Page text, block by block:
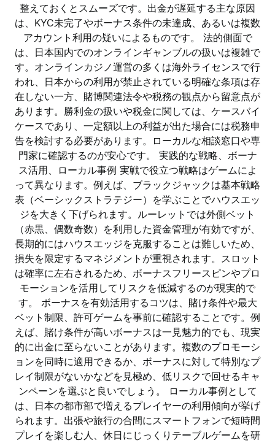
整えておくとスムーズです。出金が遅延する主な原因
は、KYC未完了やボーナス条件の未達成、あるいは複数
アカウント利用の疑いによるものです。 法的側面で
は、日本国内でのオンラインギャンブルの扱いは複雑で
す。オンラインカジノ運営の多くは海外ライセンスで行
われ、日本からの利用が禁止されている明確な条項は存
在しない一方、賭博関連法令や税務の観点から留意点が
あります。勝利金の扱いや税金に関しては、ケースバイ
ケースであり、一定額以上の利益が出た場合には税務申
告を検討する必要があります。ローカルな相談窓口や専
門家に確認するのが安心です。 実践的な戦略、ボーナ
ス活用、ローカル事例 実戦で役立つ戦略はゲームによ
って異なります。例えば、ブラックジャックは基本戦略
表（ベーシックストラテジー）を学ぶことでハウスエッ
ジを大きく下げられます。ルーレットでは外側ベット
（赤黒、偶数奇数）を利用した資金管理が有効ですが、
長期的にはハウスエッジを克服することは難しいため、
損失を限定するマネジメントが重視されます。スロット
は確率に左右されるため、ボーナスフリースピンやプロ
モーションを活用してリスクを低減するのが現実的で
す。 ボーナスを有効活用するコツは、賭け条件や最大
ベット制限、許可ゲームを事前に確認することです。例
えば、賭け条件が高いボーナスは一見魅力的でも、現実
的に出金に至らないことがあります。複数のプロモーシ
ョンを同時に適用できるか、ボーナスに対して特別なプ
レイ制限がないかなどを見極め、低リスクで回せるキャ
ンペーンを選ぶと良いでしょう。 ローカル事例として
は、日本の都市部で増えるプレイヤーの利用傾向が挙げ
られます。出張や旅行の合間にスマートフォンで短時間
プレイを楽しむ人、休日にじっくりテーブルゲームを研